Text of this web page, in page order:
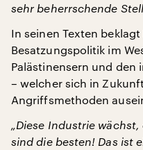
sehr beherrschende
In seinen Texten
Besatzungspolitik im
Palästinensern und den
– welcher sich in
Angriffsmethoden
„Diese Industrie
sind die besten! Das ist